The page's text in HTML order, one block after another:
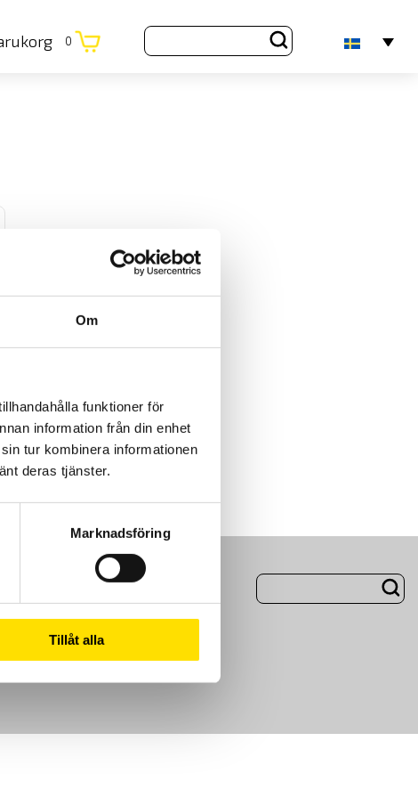
Om
funktioner för
information från din enhet
tur kombinera informationen
deras tjänster.
Marknadsföring
Tillåt alla
0
Om Oss